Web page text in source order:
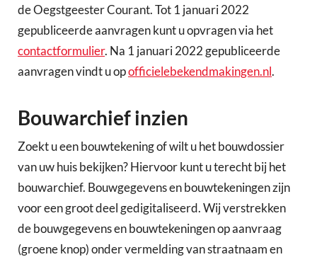
de Oegstgeester Courant. Tot 1 januari 2022
gepubliceerde aanvragen kunt u opvragen via het
contactformulier. Na 1 januari 2022 gepubliceerde
aanvragen vindt u opofficielebekendmakingen.nl.
Bouwarchief inzien
Zoekt u een bouwtekening of wilt u het bouwdossier
van uw huis bekijken? Hiervoor kunt u terecht bij het
bouwarchief. Bouwgegevens en bouwtekeningen zijn
voor een groot deel gedigitaliseerd. Wij verstrekken
de bouwgegevens en bouwtekeningen op aanvraag
(groene knop) onder vermelding van straatnaam en